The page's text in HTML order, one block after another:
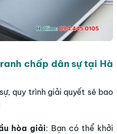
chấp dân sự tại Hà
quy trình giải quyết sẽ bao
hòa giải: Bạn có thể khởi